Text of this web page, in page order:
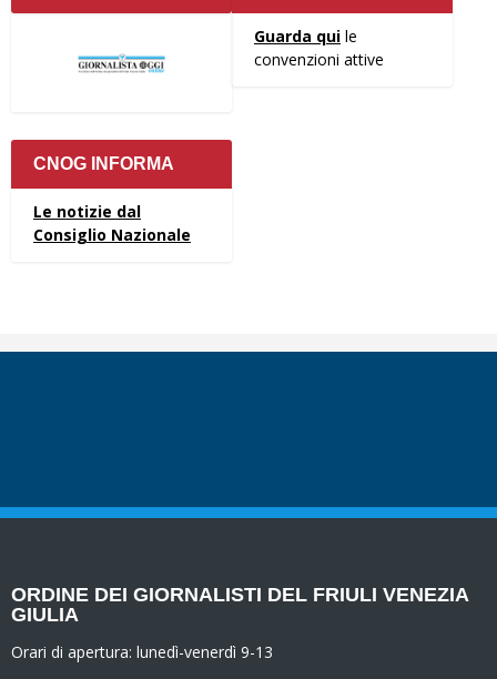
Guarda qui le
convenzioni attive
CNOG INFORMA
Le notizie dal
Consiglio Nazionale
ORDINE DEI GIORNALISTI DEL FRIULI VENEZIA
GIULIA
Orari di apertura: lunedì-venerdì 9-13